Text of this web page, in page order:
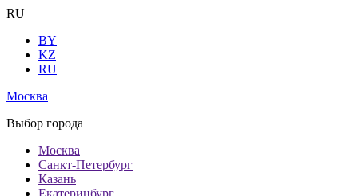
RU
BY
KZ
RU
Москва
Выбор города
Москва
Санкт-Петербург
Казань
Екатеринбург